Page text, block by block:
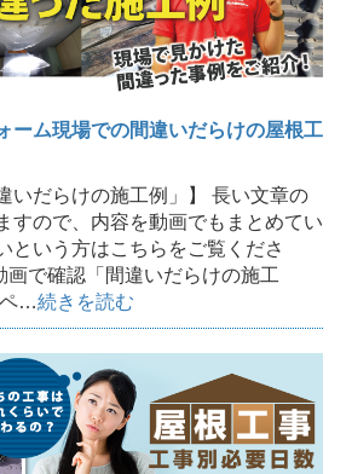
ーム現場での間違いだらけの屋根工
いだらけの施工例」】 長い文章の
すので、内容を動画でもまとめてい
という方はこちらをご覧くださ
確認「間違いだらけの施工
ペ…続きを読む